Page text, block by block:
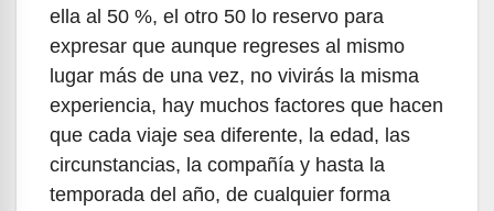
ella al 50 %, el otro 50 lo reservo para
expresar que aunque regreses al mismo
lugar más de una vez, no vivirás la misma
experiencia, hay muchos factores que hacen
que cada viaje sea diferente, la edad, las
circunstancias, la compañía y hasta la
temporada del año, de cualquier forma